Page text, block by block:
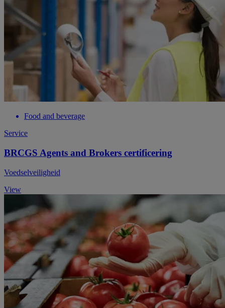
Food and beverage
Service
BRCGS Agents and Brokers certificering
Voedselveiligheid
View